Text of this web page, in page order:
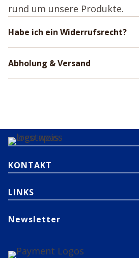
rund um unsere Produkte.
Habe ich ein Widerrufsrecht?
Abholung & Versand
KONTAKT
LINKS
Newsletter